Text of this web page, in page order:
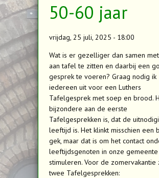
50-60 jaar
vrijdag, 25 juli, 2025 - 18:00
Wat is er gezelliger dan samen
aan tafel te zitten en daarbij een
gesprek te voeren? Graag nodig ik
iedereen uit voor een Luthers
Tafelgesprek met soep en brood.
bijzondere aan de eerste
Tafelgesprekken is, dat de
leeftijd is. Het klinkt misschien een
gek, maar dat is om het contact
leeftijdsgenoten in onze
stimuleren. Voor de zomervakantie
twee Tafelgesprekken: